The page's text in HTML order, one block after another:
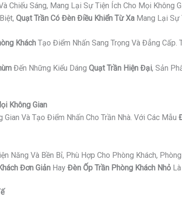
Chiếu Sáng, Mang Lại Sự Tiện Ích Cho Mọi Không
Quạt Trần Có Đèn Điều Khiển Từ Xa Mang Lại Sự
Khách Tạo Điểm Nhấn Sang Trọng Và Đẳng Cấp.
Đến Những Kiểu Dáng Quạt Trần Hiện Đại, Sản
Không Gian
Và Tạo Điểm Nhấn Cho Trần Nhà. Với Các Mẫu
Năng Và Bền Bỉ, Phù Hợp Cho Phòng Khách,
Đơn Giản Hay Đèn Ốp Trần Phòng Khách Nhỏ